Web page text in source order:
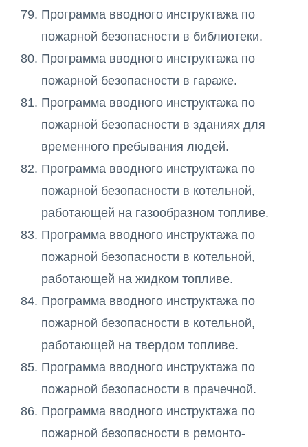
Программа вводного инструктажа по
пожарной безопасности в библиотеки.
Программа вводного инструктажа по
пожарной безопасности в гараже.
Программа вводного инструктажа по
пожарной безопасности в зданиях для
временного пребывания людей.
Программа вводного инструктажа по
пожарной безопасности в котельной,
работающей на газообразном топливе.
Программа вводного инструктажа по
пожарной безопасности в котельной,
работающей на жидком топливе.
Программа вводного инструктажа по
пожарной безопасности в котельной,
работающей на твердом топливе.
Программа вводного инструктажа по
пожарной безопасности в прачечной.
Программа вводного инструктажа по
пожарной безопасности в ремонто-